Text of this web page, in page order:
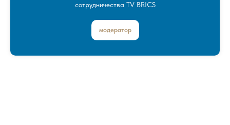
сотрудничества TV BRICS
модератор